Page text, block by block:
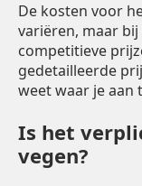
De kosten voor
variëren, maar
competitieve
gedetailleerde
weet waar je aan
Is het
vegen?